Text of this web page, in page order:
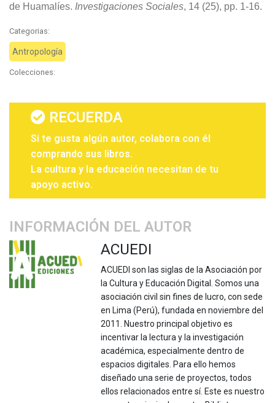
de Huamalíes. Investigaciones Sociales, 14 (25), pp. 1-16.
Categorias:
Antropología
Colecciones:
RECUERDA
Si te gusta algún autor, colabora con él
comprando sus libros.
La cultura y la educación necesitan de tu
apoyo activo.
INFORMACIÓN DEL AUTOR
ACUEDI
ACUEDI son las siglas de la Asociación por
la Cultura y Educación Digital. Somos una
asociación civil sin fines de lucro, con sede
en Lima (Perú), fundada en noviembre del
2011. Nuestro principal objetivo es
incentivar la lectura y la investigación
académica, especialmente dentro de
espacios digitales. Para ello hemos
diseñado una serie de proyectos, todos
ellos relacionados entre sí. Este es nuestro